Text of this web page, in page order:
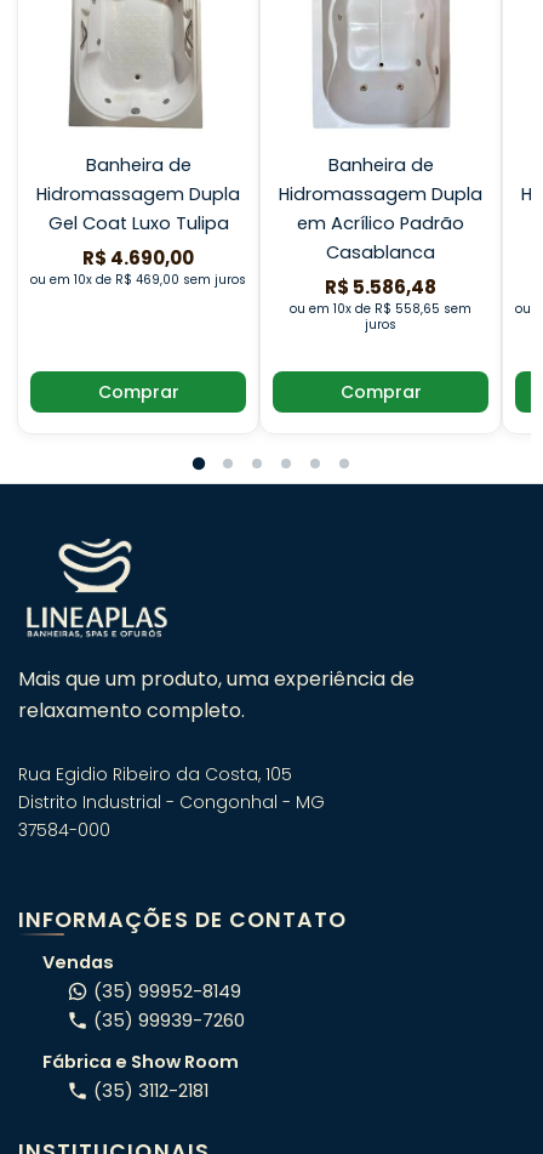
Banheira de
Hidromassagem Dupla
Gel Coat Luxo Tulipa
R$ 4.690,00
ou em 10x de R$ 469,00 sem juros
Comprar
Banheira de
Hidromassagem Dupla
em Acrílico Padrão
Casablanca
R$ 5.586,48
ou em 10x de R$ 558,65 sem
juros
Comprar
ou
Mais que um produto, uma experiência de
relaxamento completo.
Rua Egidio Ribeiro da Costa, 105
Distrito Industrial - Congonhal - MG
37584-000
INFORMAÇÕES DE CONTATO
Vendas
(35) 99952-8149
(35) 99939-7260
Fábrica e Show Room
(35) 3112-2181
banheiras! 🛁
ORÇAMENTO RÁPIDO
Conte o seu projeto e indicamos o